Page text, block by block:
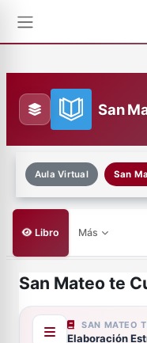
San
Aula Virtual San
Libro Más
San Mateo te
Requisitos de
SAN MATEO
Elaboración